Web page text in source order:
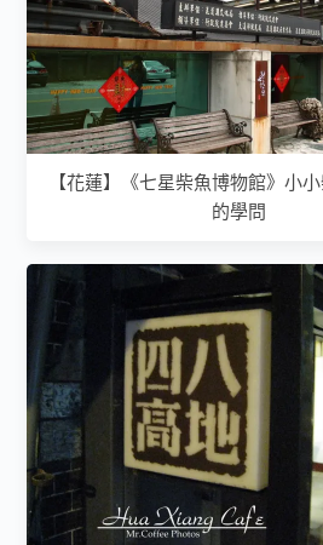
【花蓮】《七星柴魚博物館》小
的學問